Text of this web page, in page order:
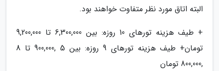
البته اتاق مورد نظر متفاوت خواهند بود.
+ طیف هزینه تورهای 10 روزه: بین 6,300,000 تا 9,200,000
تومان+ طیف هزینه تورهای 9 روزه: بین 5 ,900,000 تا 8
,800,000 تومان